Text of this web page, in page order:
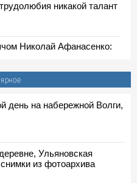
никакой талант
Николай Афанасенко:
комиссии Вячеслав
с Ленинским
день на набережной Волги,
Ульяновская
из фотоархива